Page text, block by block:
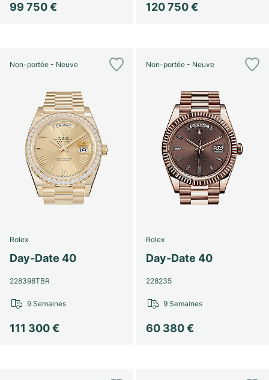
99 750 € 120 750 €
Non-portée - Neuve
Rolex
Day-Date 40
228398TBR
111 300 €
9 Semaines
Non-portée - Neuve
Rolex
Day-Date 40
228235
60 380 €
9 Semaines